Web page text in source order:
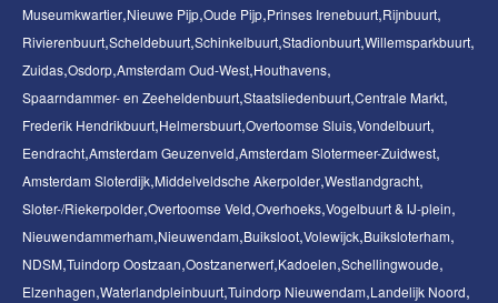
Museumkwartier Nieuwe Pijp Oude Pijp Prinses Irenebuurt Rijnbuurt
Rivierenbuurt Scheldebuurt Schinkelbuurt Stadionbuurt Willemsparkbuurt
Zuidas Osdorp Amsterdam Oud-West Houthavens
Spaarndammer- en Zeeheldenbuurt Staatsliedenbuurt Centrale Markt
Frederik Hendrikbuurt Helmersbuurt Overtoomse Sluis Vondelbuurt
Eendracht Amsterdam Geuzenveld Amsterdam Slotermeer-Zuidwest
Amsterdam Sloterdijk Middelveldsche Akerpolder Westlandgracht
Sloter-/Riekerpolder Overtoomse Veld Overhoeks Vogelbuurt & IJ-plein
Nieuwendammerham Nieuwendam Buiksloot Volewijck Buiksloterham
NDSM Tuindorp Oostzaan Oostzanerwerf Kadoelen Schellingwoude
Elzenhagen Waterlandpleinbuurt Tuindorp Nieuwendam Landelijk Noord